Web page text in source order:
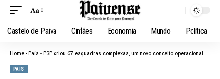
Aa
Castelo de Paiva Cinfães Economia Mundo Política
Home - País - PSP criou 67 esquadras complexas, um novo conceito operacional
PAÍS